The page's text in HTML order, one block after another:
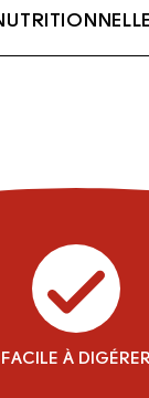
écrémé,
FACILE À DIGÉRER